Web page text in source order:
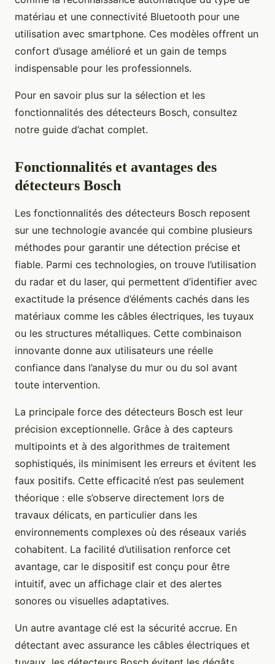
matériau et une connectivité Bluetooth pour une
utilisation avec smartphone. Ces modèles offrent un
confort d’usage amélioré et un gain de temps
indispensable pour les professionnels.
Pour en savoir plus sur la sélection et les
fonctionnalités des détecteurs Bosch, consultez
notre guide d’achat complet.
Fonctionnalités et avantages des
détecteurs Bosch
Les fonctionnalités des détecteurs Bosch reposent
sur une technologie avancée qui combine plusieurs
méthodes pour garantir une détection précise et
fiable. Parmi ces technologies, on trouve l’utilisation
du radar et du laser, qui permettent d’identifier avec
exactitude la présence d’éléments cachés dans les
matériaux comme les câbles électriques, les tuyaux
ou les structures métalliques. Cette combinaison
innovante donne aux utilisateurs une réelle
confiance dans l’analyse du mur ou du sol avant
toute intervention.
La principale force des détecteurs Bosch est leur
précision exceptionnelle. Grâce à des capteurs
multipoints et à des algorithmes de traitement
sophistiqués, ils minimisent les erreurs et évitent les
faux positifs. Cette efficacité n’est pas seulement
théorique : elle s’observe directement lors de
travaux délicats, en particulier dans les
environnements complexes où des réseaux variés
cohabitent. La facilité d’utilisation renforce cet
avantage, car le dispositif est conçu pour être
intuitif, avec un affichage clair et des alertes
sonores ou visuelles adaptatives.
Un autre avantage clé est la sécurité accrue. En
détectant avec assurance les câbles électriques et